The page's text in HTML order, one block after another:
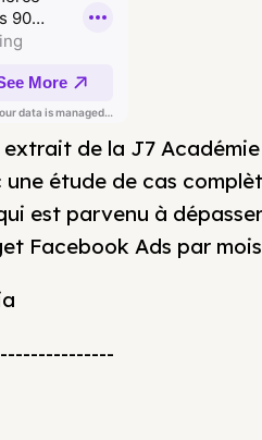
extrait de la J7 Académie
étude de cas
est parvenu à dépasser
Facebook Ads par